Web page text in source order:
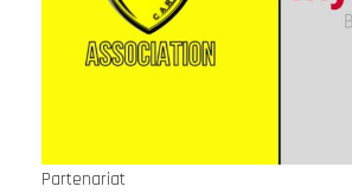
Partenariat